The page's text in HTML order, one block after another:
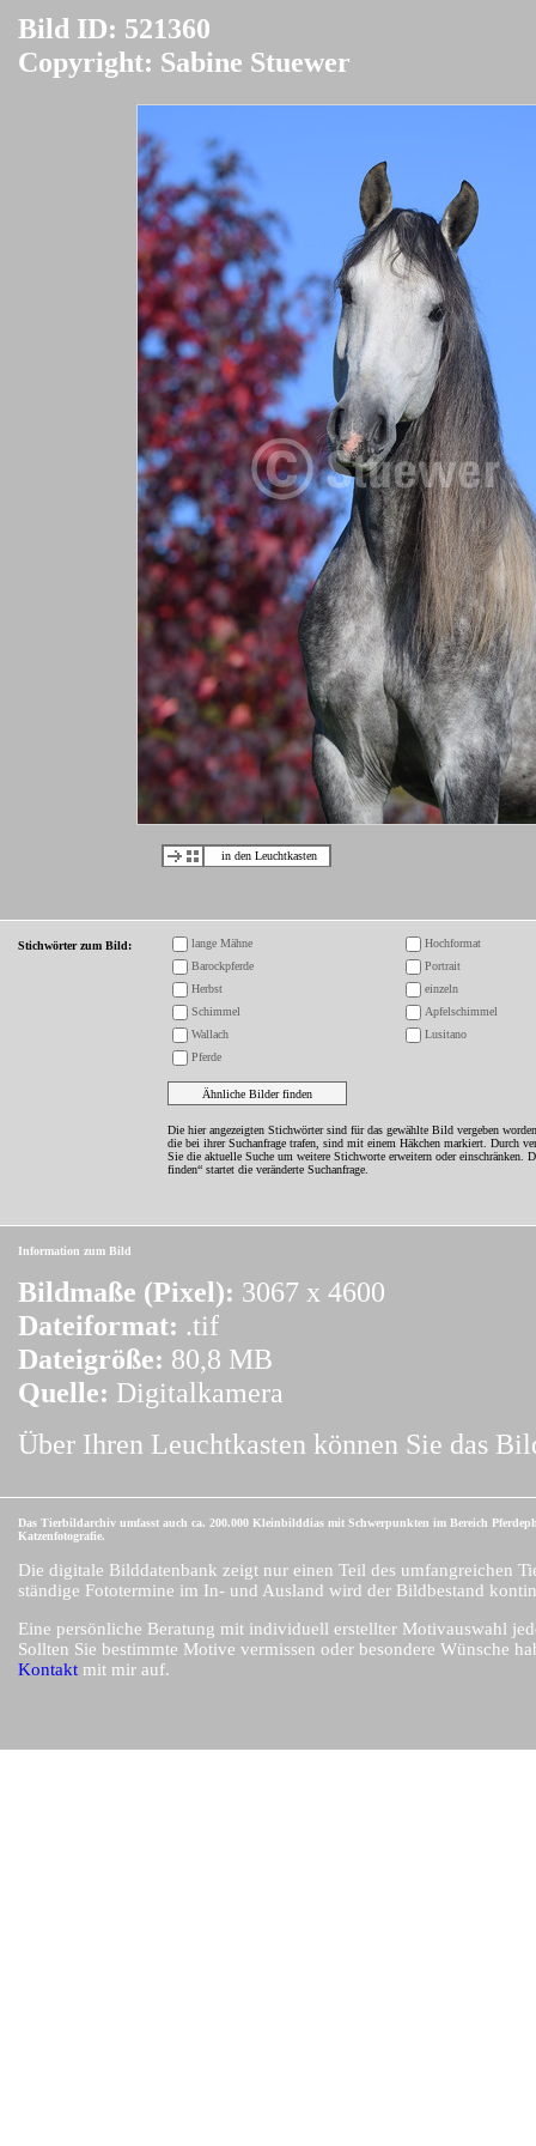
Bild ID: 521360
Copyright: Sabine Stuewer
in den Leuchtkasten
Stichwörter zum Bild: lange Mähne
Hochformat
Barockpferde
Portrait
Herbst
einzeln
Schimmel
Apfelschimmel
Wallach
Lusitano
Pferde
Die hier angezeigten Stichwörter sind für das gewählte Bild vergeben
die bei ihrer Suchanfrage trafen, sind mit einem Häkchen markiert. Durch
Sie die aktuelle Suche um weitere Stichworte erweitern oder einschränken.
finden“ startet die veränderte Suchanfrage.
Information zum Bild
Bildmaße (Pixel): 3067 x 4600
Dateiformat: .tif
Dateigröße: 80,8 MB
Quelle: Digitalkamera
Über Ihren Leuchtkasten können Sie das
Das Tierbildarchiv umfasst auch ca. 200.000 Kleinbilddias mit Schwerpunkten im Bereich
Katzenfotografie.
Die digitale Bilddatenbank zeigt nur einen Teil des umfangreichen
ständige Fototermine im In- und Ausland wird der Bildbestand
Eine persönliche Beratung mit individuell erstellter Motivauswahl
Sollten Sie bestimmte Motive vermissen oder besondere Wünsche
Kontakt mit mir auf.